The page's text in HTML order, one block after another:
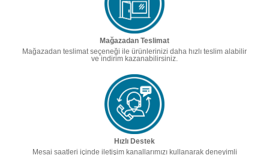
Mağazadan Teslimat
Mağazadan teslimat seçeneği ile ürünlerinizi daha hızlı teslim alabilir
ve indirim kazanabilirsiniz.
Hızlı Destek
Mesai saatleri içinde iletişim kanallarımızı kullanarak deneyimli